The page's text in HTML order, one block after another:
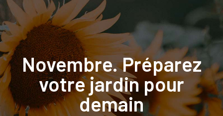
Novembre. Préparez
votre jardin pour
demain